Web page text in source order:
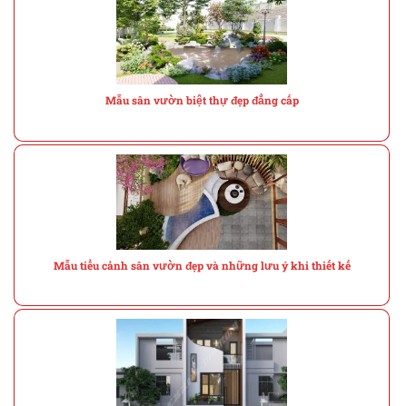
Mẫu sân vườn biệt thự đẹp đẳng cấp
Mẫu tiểu cảnh sân vườn đẹp và những lưu ý khi thiết kế